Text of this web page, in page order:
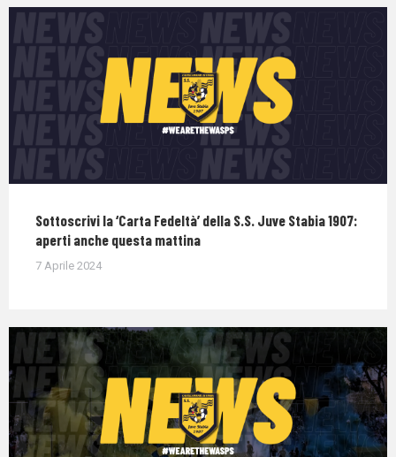
Sottoscrivi la ‘Carta Fedeltà’ della S.S. Juve Stabia 1907:
aperti anche questa mattina
7 Aprile 2024